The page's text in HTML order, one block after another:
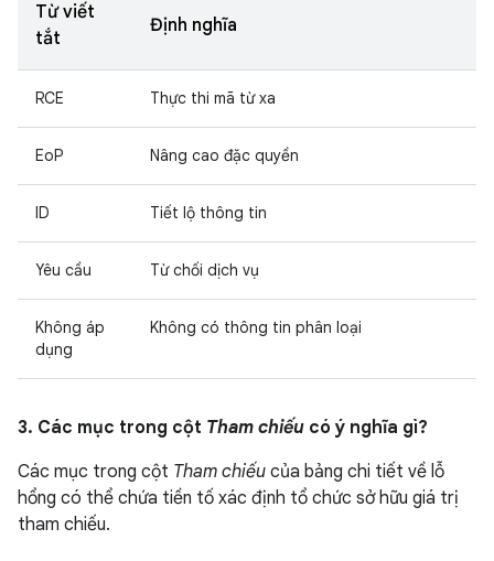
Từ viết
tắt
Định nghĩa
RCE Thực thi mã từ xa
EoP Nâng cao đặc quyền
ID Tiết lộ thông tin
Yêu cầu Từ chối dịch vụ
Không áp
dụng
Không có thông tin phân loại
3. Các mục trong cột Tham chiếu có ý nghĩa gì?
Các mục trong cột Tham chiếu của bảng chi tiết về lỗ
hổng có thể chứa tiền tố xác định tổ chức sở hữu giá trị
tham chiếu.